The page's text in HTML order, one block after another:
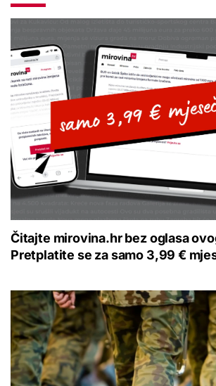
Čitajte mirovina.hr bez oglasa
Pretplatite se za samo 3,99 €